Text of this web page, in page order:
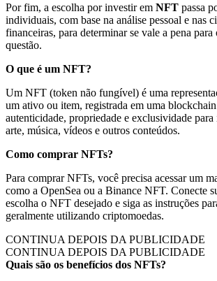
Por fim, a escolha por investir em NFT passa
individuais, com base na análise pessoal e nas
financeiras, para determinar se vale a pena
questão.
O que é um NFT?
Um NFT (token não fungível) é uma
um ativo ou item, registrada em uma
autenticidade, propriedade e exclusividade
arte, música, vídeos e outros conteúdos.
Como comprar NFTs?
Para comprar NFTs, você precisa acessar um
como a OpenSea ou a Binance NFT. Conecte
escolha o NFT desejado e siga as instruções
geralmente utilizando criptomoedas.
CONTINUA DEPOIS DA PUBLICIDADE
CONTINUA DEPOIS DA PUBLICIDADE
Quais são os benefícios dos NFTs?